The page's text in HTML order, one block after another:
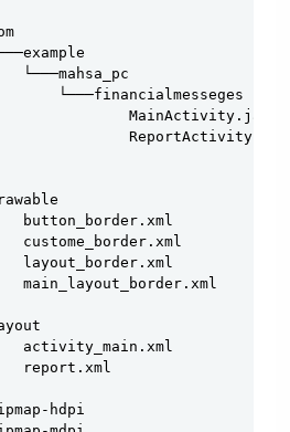
└───mahsa_pc
└───financialmesseges
MainActivity.java
button_border.xml
custome_border.xml
layout_border.xml
main_layout_border.xml
activity_main.xml
report.xml
hdpi